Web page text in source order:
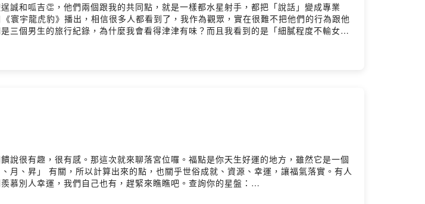
輕鬆被世界聽見。
誠和呱吉👏，他們兩個跟我的共同點，就是一樣都水星射手，都把「說話」變成專業
寰宇龍虎豹》播出，相信很多人都看到了，我作為觀眾，實在很難不把他們的行為跟他
三個男生的旅行紀錄，為什麼我會看得津津有味？而且我看到的是「細膩程度不輸女
男生們旅行在女生眼裡竟然是...感情中先加分是為了有扣分的本錢？中年男子比想像
說很有趣，很有感。那這次就來聊落宮位囉。福點是你天生好運的地方，雖然它是一個
月、昇」 有關，所以計算出來的點，也關乎世俗成就、資源、幸運，讓福氣落實。有人
別人幸運，我們自己也有，趕緊來瞧瞧吧。查詢你的星盤：